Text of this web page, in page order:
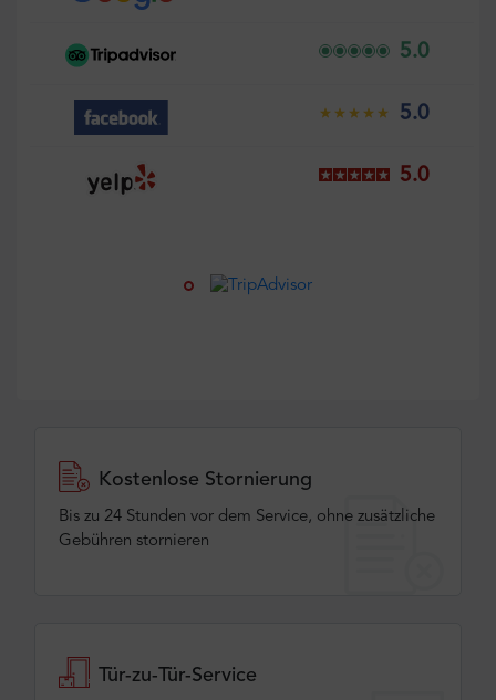
5.0
5.0
5.0
Kostenlose Stornierung
Bis zu 24 Stunden vor dem Service, ohne zusätzliche
Gebühren stornieren
Tür-zu-Tür-Service